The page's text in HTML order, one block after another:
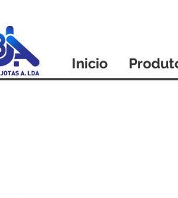
Inicio